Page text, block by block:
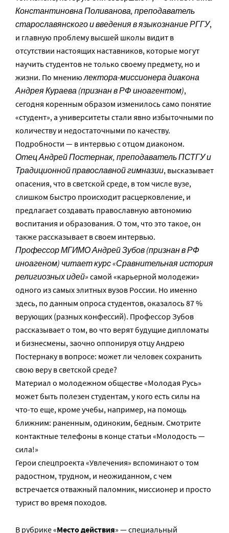
Константиновна Поливанова, преподаватель
старославянского и введения в языкознание РГГУ,
и главную проблему высшей школы видит в
отсутствии настоящих наставников, которые могут
научить студентов не только своему предмету, но и
жизни. По мнениюлектора-миссионера диакона
Андрея Кураева (признан в РФ иноагентом),
сегодня коренным образом изменилось само понятие
«студент», а университеты стали явно избыточными по
количеству и недостаточными по качеству.
Подробности — в интервью с отцом диаконом.
Отец Андрей Постернак, преподаватель ПСТГУ и
Традиционной православной гимназии, высказывает
опасения, что в светской среде, в том числе вузе,
слишком быстро происходит расцерковление, и
предлагает создавать православную автономию
воспитания и образования. О том, что это такое, он
также рассказывает в своем интервью.
Профессор МГИМО Андрей Зубов (признан в РФ
иноагеном) читает курс «Сравнительная история
религиозных идей» самой «карьерной молодежи»
одного из самых элитных вузов России. Но именно
здесь, по данным опроса студентов, оказалось 87 %
верующих (разных конфессий). Профессор Зубов
рассказывает о том, во что верят будущие дипломаты
и бизнесмены, заочно оппонируя отцу Андрею
Постернаку в вопросе: может ли человек сохранить
свою веру в светской среде?
Материал о молодежном обществе «Молодая Русь»
может быть полезен студентам, у кого есть силы на
что-то еще, кроме учебы, например, на помощь
ближним: раненным, одиноким, бедным. Смотрите
контактные телефоны в конце статьи «Молодость —
сила!»
Герои спецпроекта «Увлечения» вспоминают о том
радостном, трудном, и неожиданном, с чем
встречается отважный паломник, миссионер и просто
турист во время походов.
В рубрике «Место действия» — специальный